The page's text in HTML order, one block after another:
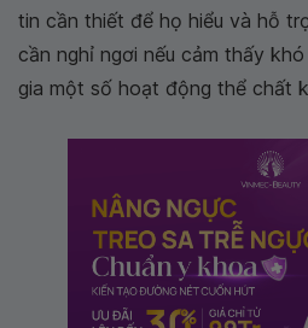
tin cần thiết để họ hiểu và hỗ
cần nghỉ ngơi nếu cảm thấy
gia một số hoạt động thể chất